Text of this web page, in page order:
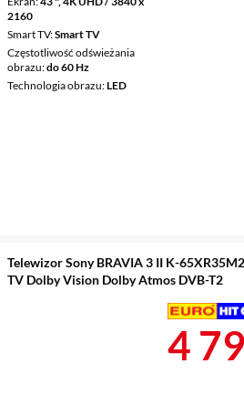
2160
Smart TV Smart TV
Częstotliwość odświeżania
obrazu do 60 Hz
Technologia obrazu LED
Telewizor Sony BRAVIA 3 II K-
TV Dolby Vision Dolby Atmos DVB-T2
4